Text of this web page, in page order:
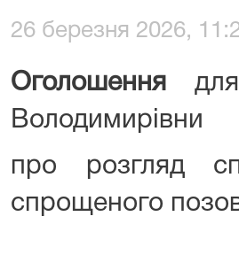
26 березня 2026,
Оголошення
Володимирівни
про розгляд
спрощеного